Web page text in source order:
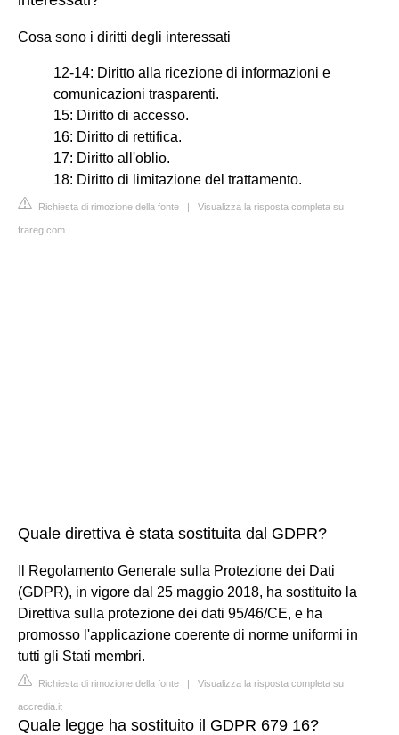
Cosa sono i diritti degli interessati
12-14: Diritto alla ricezione di informazioni e
comunicazioni trasparenti.
15: Diritto di accesso.
16: Diritto di rettifica.
17: Diritto all'oblio.
18: Diritto di limitazione del trattamento.
Richiesta di rimozione della fonte | Visualizza la risposta completa su
frareg.com
Quale direttiva è stata sostituita dal GDPR?
Il Regolamento Generale sulla Protezione dei Dati
(GDPR), in vigore dal 25 maggio 2018, ha sostituito la
Direttiva sulla protezione dei dati 95/46/CE, e ha
promosso l'applicazione coerente di norme uniformi in
tutti gli Stati membri.
Richiesta di rimozione della fonte | Visualizza la risposta completa su
accredia.it
Quale legge ha sostituito il GDPR 679 16?